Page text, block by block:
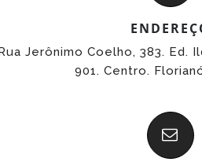
Jerônimo Coelho, 383. Ed.
901. Centro.